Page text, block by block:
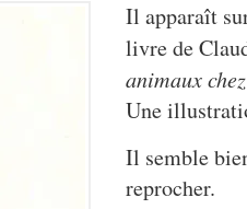
Il apparaît
livre de
animaux
Une
Il semble
reprocher.